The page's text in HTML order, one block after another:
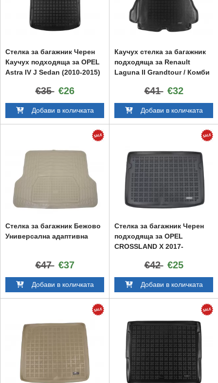
Стелка за багажник Черен
Каучух подходяща за OPEL
Astra IV J Sedan (2010-2015)
€35 €26
Добави в количката
Каучух стелка за багажник
подходяща за Renault
Laguna II Grandtour / Комби
€41 €32
Добави в количката
Стелка за багажник Бежово
Универсална адаптивна
€47 €37
Добави в количката
Стелка за багажник Черен
подходяща за OPEL
CROSSLAND X 2017-
€42 €25
Добави в количката